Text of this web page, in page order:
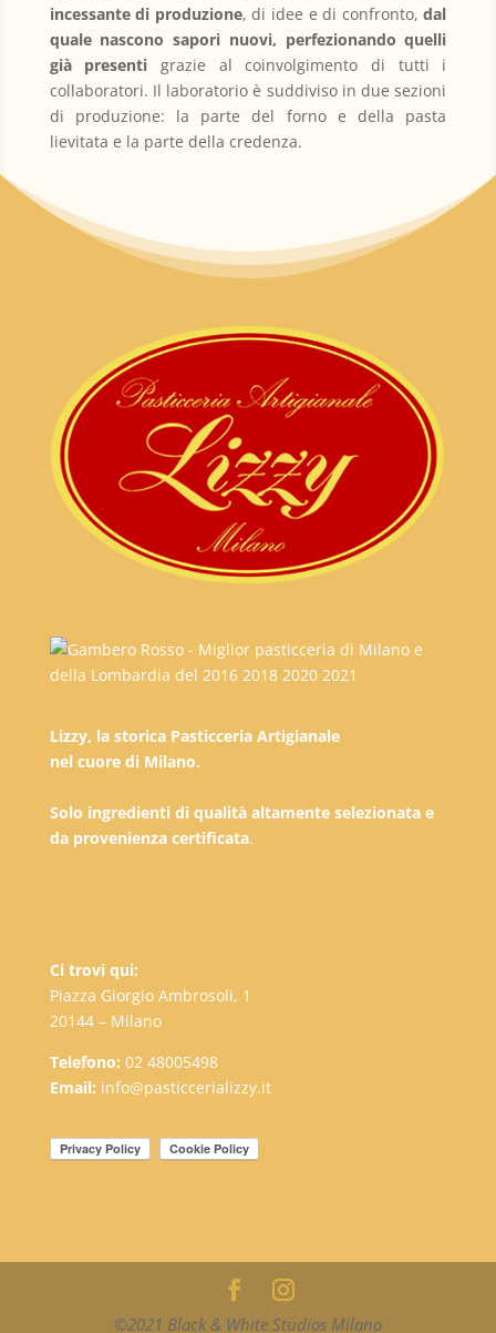
incessante di produzione, di idee e di confronto, dal
quale nascono sapori nuovi, perfezionando quelli
già presenti
grazie al coinvolgimento di tutti i
collaboratori. Il laboratorio è suddiviso in due sezioni
di produzione: la parte del forno e della pasta
lievitata e la parte della credenza.
Lizzy, la storica Pasticceria Artigianale
nel cuore di Milano.
Solo ingredienti di qualità altamente selezionata e
da provenienza certificata.
Ci trovi qui:
Piazza Giorgio Ambrosoli, 1
20144 – Milano
Telefono: 02 48005498
Email: info@pasticcerializzy.it
©2021 Black & White Studios Milano